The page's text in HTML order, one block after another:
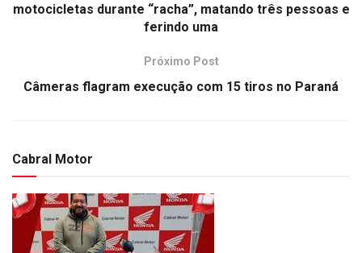
motocicletas durante “racha”, matando três pessoas e
ferindo uma
Próximo Post
Câmeras flagram execução com 15 tiros no Paraná
Cabral Motor